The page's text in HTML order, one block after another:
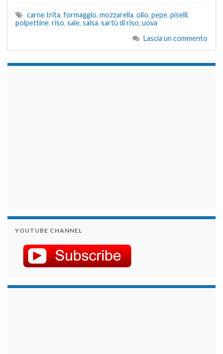
carne trita, formaggio, mozzarella, olio, pepe, piselli,
polpettine, riso, sale, salsa, sartù di riso, uova
Lascia un commento
YOUTUBE CHANNEL